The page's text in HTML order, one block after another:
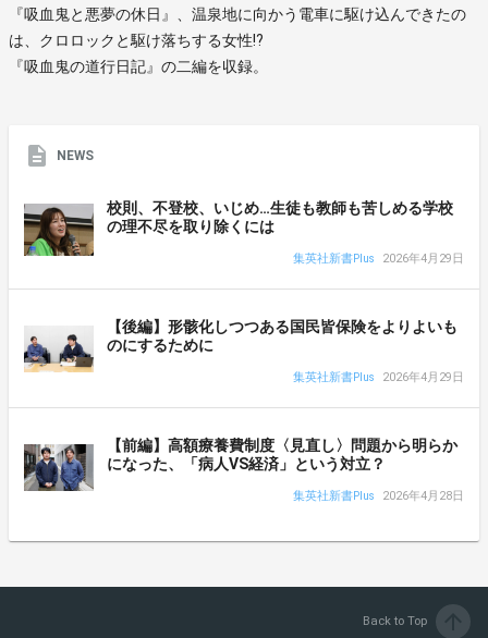
『吸血鬼と悪夢の休日』、温泉地に向かう電車に駆け込んできたの
は、クロロックと駆け落ちする女性!?
『吸血鬼の道行日記』の二編を収録。
NEWS
校則、不登校、いじめ…生徒も教師も苦しめる学校
の理不尽を取り除くには
集英社新書Plus 2026年4月29日
【後編】形骸化しつつある国民皆保険をよりよいも
のにするために
集英社新書Plus 2026年4月29日
【前編】高額療養費制度〈見直し〉問題から明らか
になった、「病人VS経済」という対立？
集英社新書Plus 2026年4月28日
Back to Top